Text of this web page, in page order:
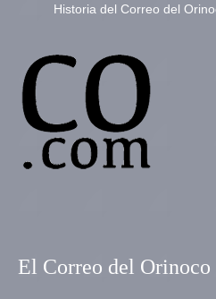
Historia del Correo del
El Correo del Orinoco